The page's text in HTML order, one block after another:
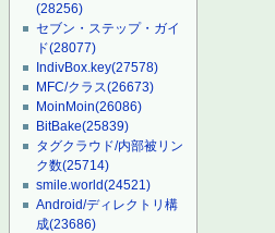
(28256)
セブン・ステップ・ガイ
ド(28077)
IndivBox.key(27578)
MFC/クラス(26673)
MoinMoin(26086)
BitBake(25839)
タグクラウド/内部被リン
ク数(25714)
smile.world(24521)
Android/ディレクトリ構
成(23686)